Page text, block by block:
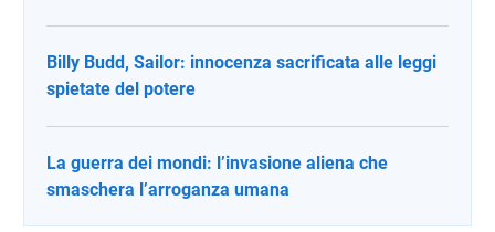
Billy Budd, Sailor: innocenza sacrificata alle leggi
spietate del potere
La guerra dei mondi: l’invasione aliena che
smaschera l’arroganza umana